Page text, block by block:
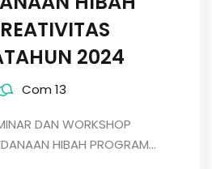
2024
Com 13
DAN WORKSHOP
HIBAH PROGRAM...